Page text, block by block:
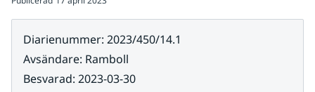
Diarienummer: 2023/450/14.1
Avsändare: Ramboll
Besvarad: 2023-03-30